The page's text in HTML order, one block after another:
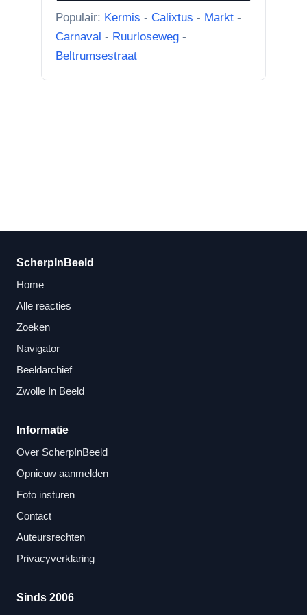
Populair: Kermis - Calixtus - Markt -
Carnaval - Ruurloseweg -
Beltrumsestraat
ScherpInBeeld
Home
Alle reacties
Zoeken
Navigator
Beeldarchief
Zwolle In Beeld
Informatie
Over ScherpInBeeld
Opnieuw aanmelden
Foto insturen
Contact
Auteursrechten
Privacyverklaring
Sinds 2006